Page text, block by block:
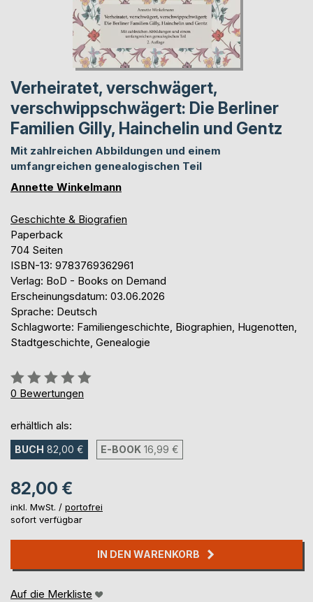
Verheiratet, verschwägert,
verschwippschwägert: Die Berliner
Familien Gilly, Hainchelin und Gentz
Mit zahlreichen Abbildungen und einem
umfangreichen genealogischen Teil
Annette Winkelmann
Geschichte & Biografien
Paperback
704 Seiten
ISBN-13: 9783769362961
Verlag: BoD - Books on Demand
Erscheinungsdatum: 03.06.2026
Sprache: Deutsch
Schlagworte: Familiengeschichte, Biographien, Hugenotten,
Stadtgeschichte, Genealogie
Bewertung::
0%
0 Bewertungen
erhältlich als:
BUCH 82,00 € E-BOOK 16,99 €
82,00 €
inkl. MwSt. / portofrei
sofort verfügbar
IN DEN WARENKORB
Auf die Merkliste